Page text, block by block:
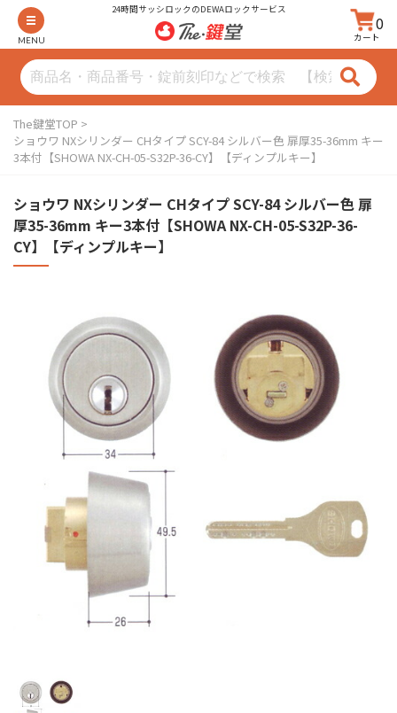
MENU
24時間サッシロックのDEWAロックサービス
0
カート
The鍵堂TOP
ショウワ NXシリンダー CHタイプ SCY-84 シルバー色 扉厚35-36mm キー
3本付【SHOWA NX-CH-05-S32P-36-CY】【ディンプルキー】
ショウワ NXシリンダー CHタイプ SCY-84 シルバー色 扉
厚35-36mm キー3本付【SHOWA NX-CH-05-S32P-36-
CY】【ディンプルキー】